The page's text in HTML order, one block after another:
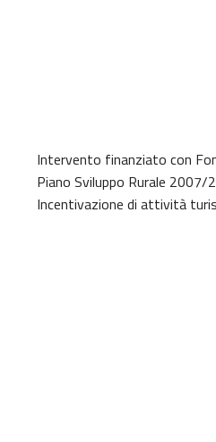
Intervento finanziato con
Piano Sviluppo Rurale
Incentivazione di attività